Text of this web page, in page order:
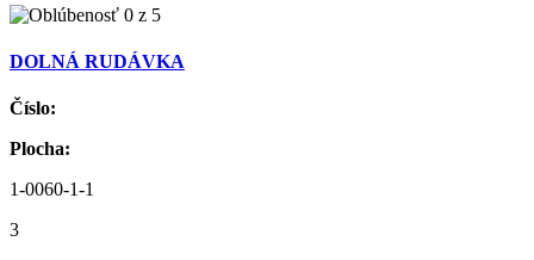
DOLNÁ RUDÁVKA
Číslo:
Plocha:
1-0060-1-1
3